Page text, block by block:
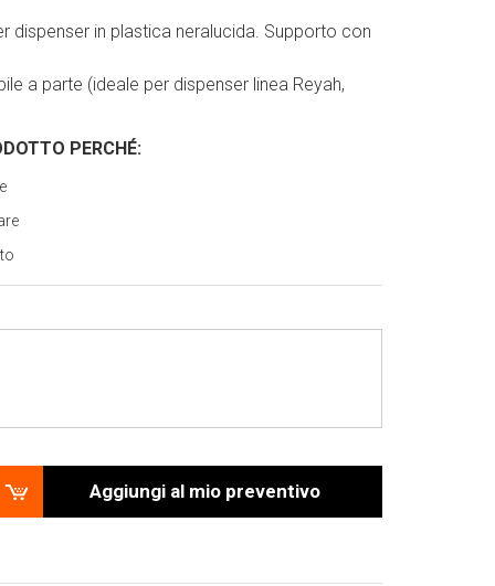
dispenser in plastica neralucida. Supporto con
a parte (ideale per dispenser linea Reyah,
PERCHÉ:
Aggiungi al mio preventivo